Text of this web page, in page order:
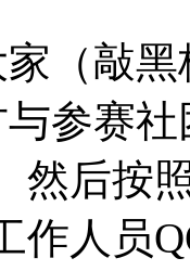
（敲
参赛
然后按
作人员